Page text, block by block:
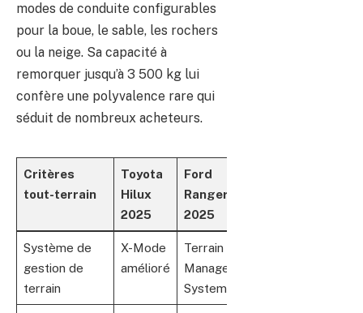
modes de conduite configurables
pour la boue, le sable, les rochers
ou la neige. Sa capacité à
remorquer jusqu’à 3 500 kg lui
confère une polyvalence rare qui
séduit de nombreux acheteurs.
Critères
tout-terrain
Toyota
Hilux
2025
Ford
Ranger
2025
Système de
gestion de
terrain
X-Mode
amélioré
Terrain
Management
System